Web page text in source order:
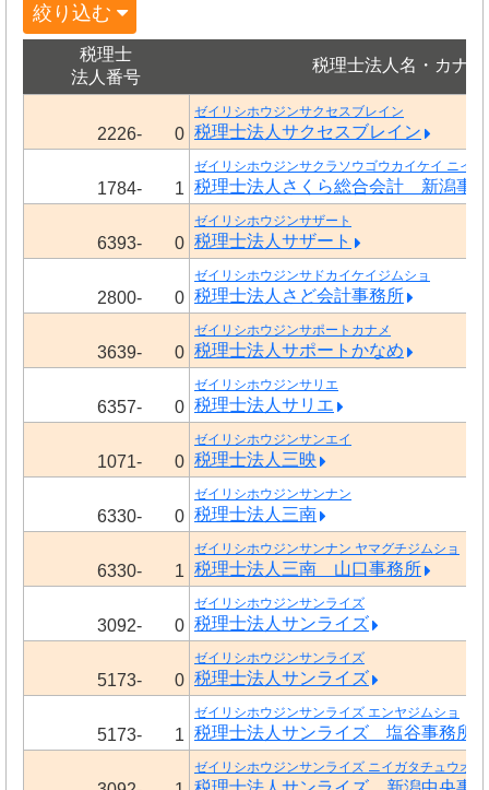
絞り込む
税理士
法人番号
税理士法人名・カナ
2226- 0
ゼイリシホウジンサクセスブレイン
税理士法人サクセスブレイン
1784- 1
ゼイリシホウジンサクラソウゴウカイケイ ニイガ
税理士法人さくら総合会計 新潟事
6393- 0
ゼイリシホウジンサザート
税理士法人サザート
2800- 0
ゼイリシホウジンサドカイケイジムショ
税理士法人さど会計事務所
3639- 0
ゼイリシホウジンサポートカナメ
税理士法人サポートかなめ
6357- 0
ゼイリシホウジンサリエ
税理士法人サリエ
1071- 0
ゼイリシホウジンサンエイ
税理士法人三映
6330- 0
ゼイリシホウジンサンナン
税理士法人三南
6330- 1
ゼイリシホウジンサンナン ヤマグチジムショ
税理士法人三南 山口事務所
3092- 0
ゼイリシホウジンサンライズ
税理士法人サンライズ
5173- 0
ゼイリシホウジンサンライズ
税理士法人サンライズ
5173- 1
ゼイリシホウジンサンライズ エンヤジムショ
税理士法人サンライズ 塩谷事務所
ゼイリシホウジンサンライズ ニイガタチュウオウ